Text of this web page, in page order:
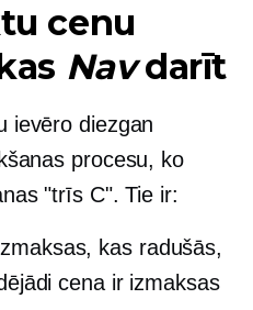
cenu
Navdarīt
ievēro diezgan
procesu, ko
"trīs C". Tie ir:
kas radušās,
cena ir izmaksas